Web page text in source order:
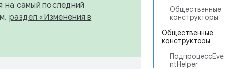
Общественные
конструкторы
Общественные
конструкторы
ПодпроцессEve
ntHelper
на самый последний
раздел «Изменения в